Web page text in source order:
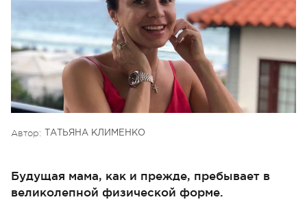
Автор: ТАТЬЯНА КЛИМЕНКО
Будущая мама, как и прежде, пребывает в
великолепной физической форме.